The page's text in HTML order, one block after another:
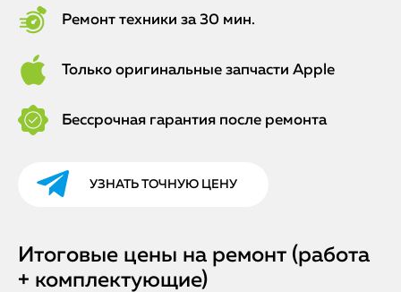
Ремонт техники за 30 мин.
Только оригинальные запчасти Apple
Бессрочная гарантия после ремонта
УЗНАТЬ ТОЧНУЮ ЦЕНУ
Итоговые цены на ремонт (работа
+ комплектующие)